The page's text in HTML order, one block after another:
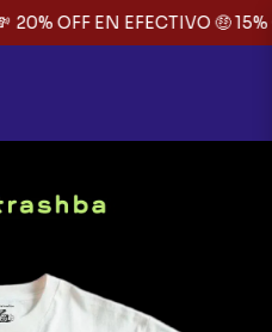
20% OFF EN EFECTIVO 🤑 15%